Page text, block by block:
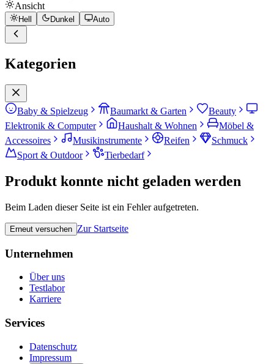
Ansicht
Hell Dunkel Auto
Kategorien
Baby & Spielzeug Baumarkt & Garten
Beauty
Elektronik & Computer
Haushalt & Wohnen
Möbel &
Accessoires
Musikinstrumente Reifen
Schmuck
Sport & Outdoor
Tierbedarf
Produkt konnte nicht geladen werden
Beim Laden dieser Seite ist ein Fehler aufgetreten.
Erneut versuchen Zur Startseite
Unternehmen
Über uns
Testlabor
Karriere
Services
Datenschutz
Impressum